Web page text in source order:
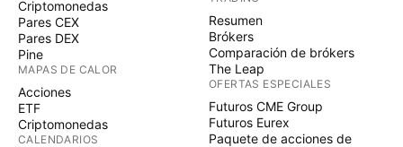
Criptomonedas
Pares CEX
Pares DEX
Pine
MAPAS DE CALOR
Acciones
ETF
Criptomonedas
CALENDARIOS
Resumen
Brókers
Comparación de brókers
The Leap
OFERTAS ESPECIALES
Futuros CME Group
Futuros Eurex
Paquete de acciones de